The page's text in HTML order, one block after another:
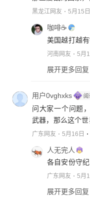
黑龙江网友 5月15日
咖啡☕️
美国越打越
河南网友 5月
展开更多回复
用户0vghxks
问大家一个问题
武器，那么这个世
广东网友 5月16日
人无完人
各自安份守纪
广东网友 5月
展开更多回复